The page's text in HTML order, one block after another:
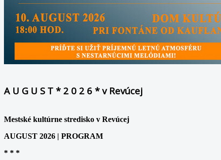
A U G U S T * 2 0 2 6 * v Revúcej
Mestské kultúrne stredisko v Revúcej
AUGUST 2026 | PROGRAM
* * *